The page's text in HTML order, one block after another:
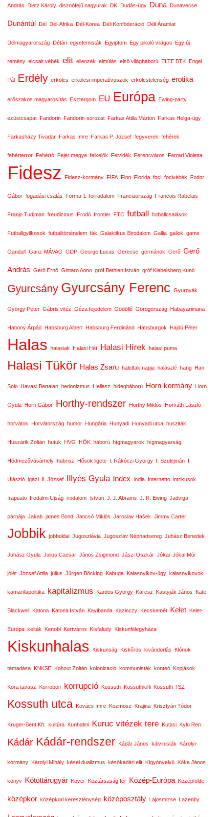
András Dietz Károly disznófejű nagyurak DK Dudás-ügy Duna Dunavecse
Dunántúl Dél Dél-Afrika Dél-Korea Déli Konföderáció Déli Áramlat
Délmagyarország Détári egyetemisták Egyiptom Egy pikoló világos Egy új
remény elcsalt vébék elit ellenzék elmúlás első világháború ELTE BTK Engel
Pál Erdély erkölcs erkölcsi imperatívuszok erkölcstelenség erotika
erőszakos magyarosítás Esztergom EU Európa Ewing-party
ezüstcsapat Fandorin Fandorin-sorozat Farkas Attila Márton Farkas Helga-ügy
Farkasházy Tivadar Farkas Imre Farkas P. József fegyverek fehérek
fehérterror Fehértó Fejér megye felkelők Felvidék Ferencváros Ferrari Violetta
Fidesz Fidesz-kormány FIFA Finn Florida foci focivébék Fodor
Gábor fogadási csalás Forma-1 forradalom Franciaország Francois Rabelais
Franjo Tudjman freudizmus Frodó frontier FTC futball futballcsalások
Futballgyilkosok futballtörténelem fák Galaktikus Birodalom Gallia gallok game
Gandalf Ganz-MÁVAG GDP George Lucas Gerecse germánok Gerő Gerő
András Gerő Ernő Gintaro Aono gróf Bethlen István gróf Klebelsberg Kunó
Gyurcsány Gyurcsány Ferenc Gyurgyák
György Péter Gábris vitéz Géza fejedelem Gödöllő Görögország Habayarimana
Habony Árpád Habsburg Albert Habsburg Ferdinánd Habsburgok Hajdú Péter
Halas halasiak Halasi Hét Halasi Hírek halasi puma
Halasi Tükör Halas Zsaru halottak napja halászlé hang Han
Solo Havasi Bertalan hedonizmus Hellasz hidegháború Horn-kormány Horn
Gyula Horn Gábor Horthy-rendszer Horthy Miklós Horváth László
horvátok Horvátország humor Hungária Hunyadi Hunyadi utca husziták
Huszárik Zoltán hutuk HVG HÖK háború hígmagyarok hígmagyarság
Hódmezővásárhely hübrisz Hősök ligete I. Rákóczi György I. Szulejmán I.
Ulászló igazi II. József Illyés Gyula Index India Internetto intrikusok
Irapuato Irodalmi Ujság irodalom István J. J. Abrams J. R. Ewing Jadviga
párnája Jakab james Bond Jancsó Miklós Jaroslav Hašek Jimmy Carter
Jobbik jobboldal Jugoszlávia Jugoszláv Néphadsereg Juhász Benedek
Juhász Gyula Julius Caesar János Zsigmond Jászi Oszkár Jókai Jókai Mór
jólét József Attila július Jürgen Böcking Kabuga Kalasnyikov-ügy kalasnyikovok
kamarillapolitika kapitalizmus Kardos György Karesz Kastyják János Kate
Blackwell Katona Katona István Kayibanda Kazinczy Kecskemét Kelet Kelet-
Európa kelták Kenobi Kertváros Kisfaludy Kiskunfélegyháza
Kiskunhalas Kiskunság Kiskőrös kivándorlás Klónok
támadása KNKSE Kohout Zoltán kolonizáció kommunisták konteó Kopjások
Kora tavasz Korrobori korrupció Kossuth Kossuthkifli Kossuth TSZ
Kossuth utca Kovács Imre Kozmosz Krajina Krisztyán Tódor
Kruger-Bent Kft. kultúra Kunhalmi Kuruc vitézek tere Kutasi Kylo Ren
Kádár Kádár-rendszer Kádár János kálvinisták Károlyi-
kormány Károlyi Mihály kései dualizmus későkádári elit Kígyónyelvű Kóka János
könyv Kötöttárugyár Kövér Köztársaság tér Közép-Európa Középfölde
középkor középkori kereszténység középosztály Lajosmizse Lazenby